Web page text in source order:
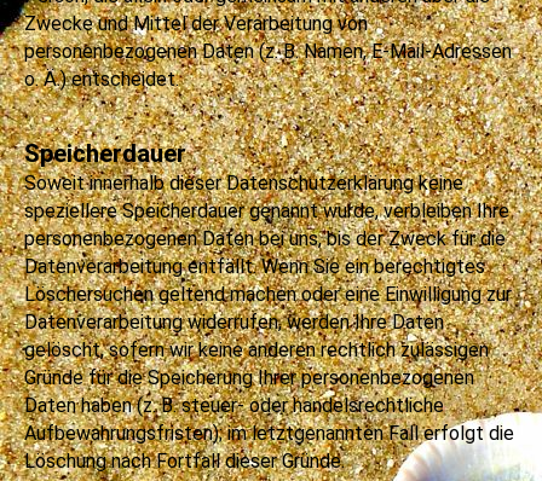
Zwecke und Mittel der Verarbeitung von
personenbezogenen Daten (z. B. Namen, E-Mail-Adressen
o. Ä.) entscheidet.
Speicherdauer
Soweit innerhalb dieser Datenschutzerklärung keine
speziellere Speicherdauer genannt wurde, verbleiben Ihre
personenbezogenen Daten bei uns, bis der Zweck für die
Datenverarbeitung entfällt. Wenn Sie ein berechtigtes
Löschersuchen geltend machen oder eine Einwilligung zur
Datenverarbeitung widerrufen, werden Ihre Daten
gelöscht, sofern wir keine anderen rechtlich zulässigen
Gründe für die Speicherung Ihrer personenbezogenen
Daten haben (z. B. steuer- oder handelsrechtliche
Aufbewahrungsfristen); im letztgenannten Fall erfolgt die
Löschung nach Fortfall dieser Gründe.